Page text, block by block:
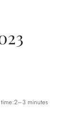
2–3 minutes